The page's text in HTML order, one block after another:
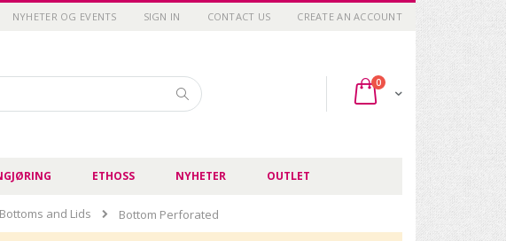
NYHETER OG EVENTS SIGN IN CONTACT US CREATE AN ACCOUNT
Cart
0items
ETHOSS NYHETER OUTLET
Bottoms and Lids Bottom Perforated